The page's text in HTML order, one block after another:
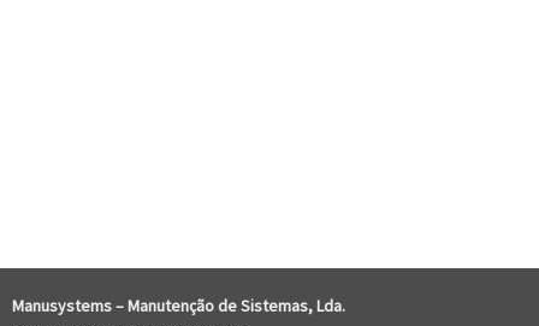
Manusystems –Manutenção de Sistemas, Lda.